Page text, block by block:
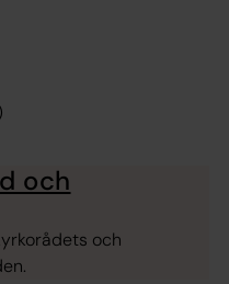
och
och